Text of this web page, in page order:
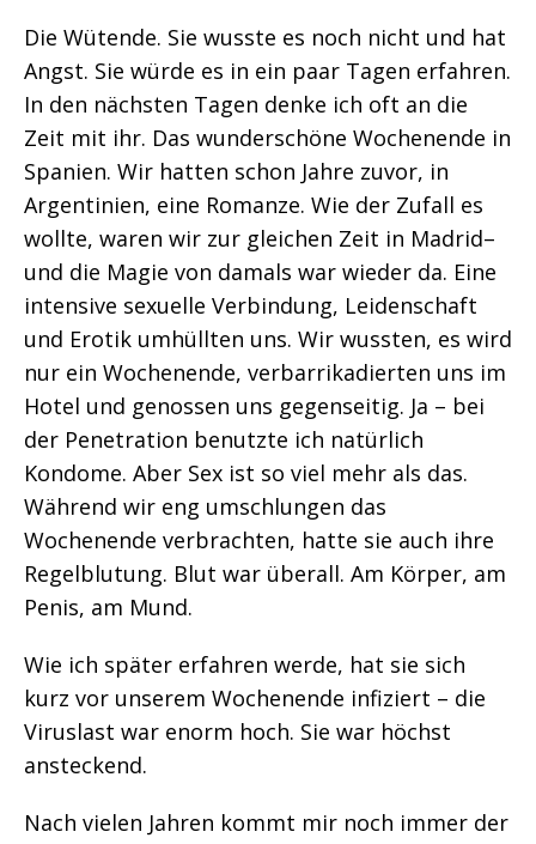
Die Wütende. Sie wusste es noch nicht und hat
Angst. Sie würde es in ein paar Tagen erfahren.
In den nächsten Tagen denke ich oft an die
Zeit mit ihr. Das wunderschöne Wochenende in
Spanien. Wir hatten schon Jahre zuvor, in
Argentinien, eine Romanze. Wie der Zufall es
wollte, waren wir zur gleichen Zeit in Madrid–
und die Magie von damals war wieder da. Eine
intensive sexuelle Verbindung, Leidenschaft
und Erotik umhüllten uns. Wir wussten, es wird
nur ein Wochenende, verbarrikadierten uns im
Hotel und genossen uns gegenseitig. Ja – bei
der Penetration benutzte ich natürlich
Kondome. Aber Sex ist so viel mehr als das.
Während wir eng umschlungen das
Wochenende verbrachten, hatte sie auch ihre
Regelblutung. Blut war überall. Am Körper, am
Penis, am Mund.
Wie ich später erfahren werde, hat sie sich
kurz vor unserem Wochenende infiziert – die
Viruslast war enorm hoch. Sie war höchst
ansteckend.
Nach vielen Jahren kommt mir noch immer der